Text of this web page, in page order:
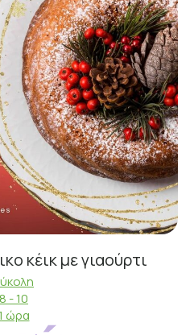
κέικ με γιαούρτι
8 - 10
ώρα